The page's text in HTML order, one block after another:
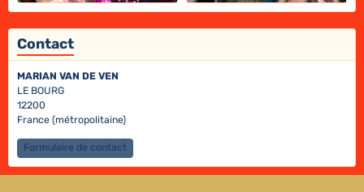
Contact
MARIAN VAN DE VEN
LE BOURG
12200
France (métropolitaine)
Formulaire de contact